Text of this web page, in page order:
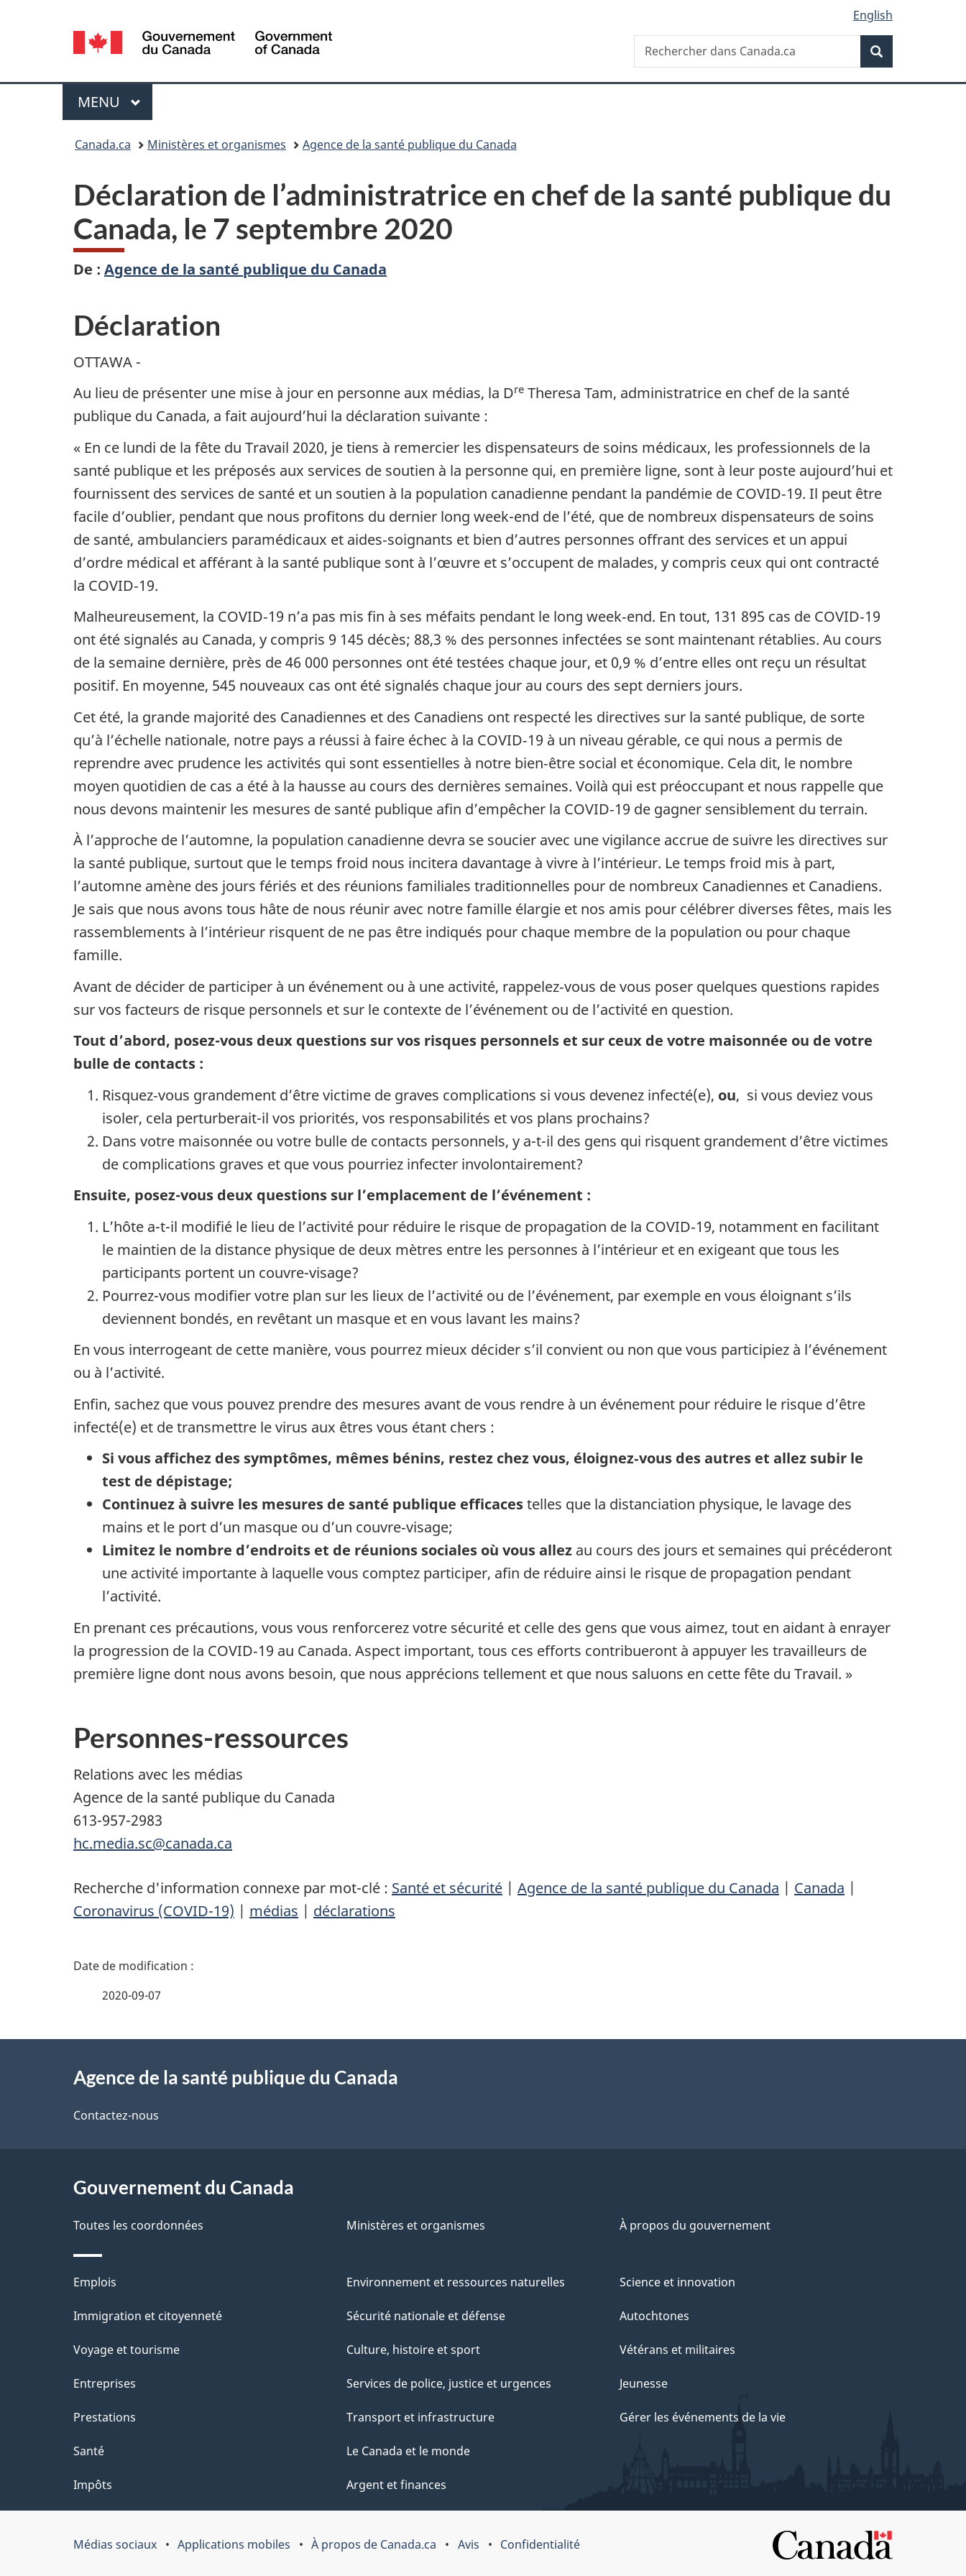
sujet
HTML
Sélection
de
la
langue
English
Canada
Recherche
Rechercher
dans
Menu
MENU PRINCIPAL
Canada.ca Ministères et organismes Agence de la santé publique du Canada
Déclaration de l’administratrice en chef de la santé publique du
Canada, le 7 septembre 2020
De : Agence de la santé publique du Canada
Déclaration
OTTAWA -
Au lieu de présenter une mise à jour en personne aux médias, la Dre Theresa Tam, administratrice en chef de la santé
publique du Canada, a fait aujourd’hui la déclaration suivante :
« En ce lundi de la fête du Travail 2020, je tiens à remercier les dispensateurs de soins médicaux, les professionnels de la
santé publique et les préposés aux services de soutien à la personne qui, en première ligne, sont à leur poste aujourd’hui et
fournissent des services de santé et un soutien à la population canadienne pendant la pandémie de COVID‑19. Il peut être
facile d’oublier, pendant que nous profitons du dernier long week-end de l’été, que de nombreux dispensateurs de soins
de santé, ambulanciers paramédicaux et aides‑soignants et bien d’autres personnes offrant des services et un appui
d’ordre médical et afférant à la santé publique sont à l’œuvre et s’occupent de malades, y compris ceux qui ont contracté
la COVID‑19.
Malheureusement, la COVID‑19 n’a pas mis fin à ses méfaits pendant le long week‑end. En tout, 131 895 cas de COVID‑19
ont été signalés au Canada, y compris 9 145 décès; 88,3 % des personnes infectées se sont maintenant rétablies. Au cours
de la semaine dernière, près de 46 000 personnes ont été testées chaque jour, et 0,9 % d’entre elles ont reçu un résultat
positif. En moyenne, 545 nouveaux cas ont été signalés chaque jour au cours des sept derniers jours.
Cet été, la grande majorité des Canadiennes et des Canadiens ont respecté les directives sur la santé publique, de sorte
qu’à l’échelle nationale, notre pays a réussi à faire échec à la COVID‑19 à un niveau gérable, ce qui nous a permis de
reprendre avec prudence les activités qui sont essentielles à notre bien‑être social et économique. Cela dit, le nombre
moyen quotidien de cas a été à la hausse au cours des dernières semaines. Voilà qui est préoccupant et nous rappelle que
nous devons maintenir les mesures de santé publique afin d’empêcher la COVID‑19 de gagner sensiblement du terrain.
À l’approche de l’automne, la population canadienne devra se soucier avec une vigilance accrue de suivre les directives sur
la santé publique, surtout que le temps froid nous incitera davantage à vivre à l’intérieur. Le temps froid mis à part,
l’automne amène des jours fériés et des réunions familiales traditionnelles pour de nombreux Canadiennes et Canadiens.
Je sais que nous avons tous hâte de nous réunir avec notre famille élargie et nos amis pour célébrer diverses fêtes, mais les
rassemblements à l’intérieur risquent de ne pas être indiqués pour chaque membre de la population ou pour chaque
famille.
Avant de décider de participer à un événement ou à une activité, rappelez‑vous de vous poser quelques questions rapides
sur vos facteurs de risque personnels et sur le contexte de l’événement ou de l’activité en question.
Tout d’abord, posez-vous deux questions sur vos risques personnels et sur ceux de votre maisonnée ou de votre
bulle de contacts :
Risquez‑vous grandement d’être victime de graves complications si vous devenez infecté(e), ou, si vous deviez vous
isoler, cela perturberait-il vos priorités, vos responsabilités et vos plans prochains?
Dans votre maisonnée ou votre bulle de contacts personnels, y a-t-il des gens qui risquent grandement d’être victimes
de complications graves et que vous pourriez infecter involontairement?
Ensuite, posez-vous deux questions sur l’emplacement de l’événement :
L’hôte a-t-il modifié le lieu de l’activité pour réduire le risque de propagation de la COVID‑19, notamment en facilitant
le maintien de la distance physique de deux mètres entre les personnes à l’intérieur et en exigeant que tous les
participants portent un couvre-visage?
Pourrez-vous modifier votre plan sur les lieux de l’activité ou de l’événement, par exemple en vous éloignant s’ils
deviennent bondés, en revêtant un masque et en vous lavant les mains?
En vous interrogeant de cette manière, vous pourrez mieux décider s’il convient ou non que vous participiez à l’événement
ou à l’activité.
Enfin, sachez que vous pouvez prendre des mesures avant de vous rendre à un événement pour réduire le risque d’être
infecté(e) et de transmettre le virus aux êtres vous étant chers :
Si vous affichez des symptômes, mêmes bénins, restez chez vous, éloignez‑vous des autres et allez subir le
test de dépistage;
Continuez à suivre les mesures de santé publique efficacestelles que la distanciation physique, le lavage des
mains et le port d’un masque ou d’un couvre‑visage;
Limitez le nombre d’endroits et de réunions sociales où vous allez au cours des jours et semaines qui précéderont
une activité importante à laquelle vous comptez participer, afin de réduire ainsi le risque de propagation pendant
l’activité.
En prenant ces précautions, vous vous renforcerez votre sécurité et celle des gens que vous aimez, tout en aidant à enrayer
la progression de la COVID‑19 au Canada. Aspect important, tous ces efforts contribueront à appuyer les travailleurs de
première ligne dont nous avons besoin, que nous apprécions tellement et que nous saluons en cette fête du Travail. »
Personnes-ressources
Relations avec les médias
Agence de la santé publique du Canada
613-957-2983
hc.media.sc@canada.ca
Recherche d'information connexe par mot-clé : Santé et sécurité | Agence de la santé publique du Canada | Canada |
Coronavirus (COVID-19) | médias | déclarations
D
a
l
d
e
l
2020-09-07
proposAgence de la santé publique du Canada
Contactez-nous
Gouvernement du Canada
Toutes les coordonnées Ministères et organismes À propos du gouvernement
Thèmes
et
Emplois
Immigration et citoyenneté
Voyage et tourisme
Entreprises
Prestations
Santé
Impôts
Environnement et ressources naturelles
Sécurité nationale et défense
Culture, histoire et sport
Services de police, justice et urgences
Transport et infrastructure
Le Canada et le monde
Argent et finances
Science et innovation
Autochtones
Vétérans et militaires
Jeunesse
Gérer les événements de la vie
Organisation
Médias sociaux Applications mobiles À propos de Canada.ca Avis Confidentialité